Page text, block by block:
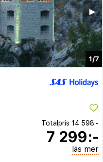
1/7
▶︎
Totalpris 14 598:-
7 299:-
läs mer